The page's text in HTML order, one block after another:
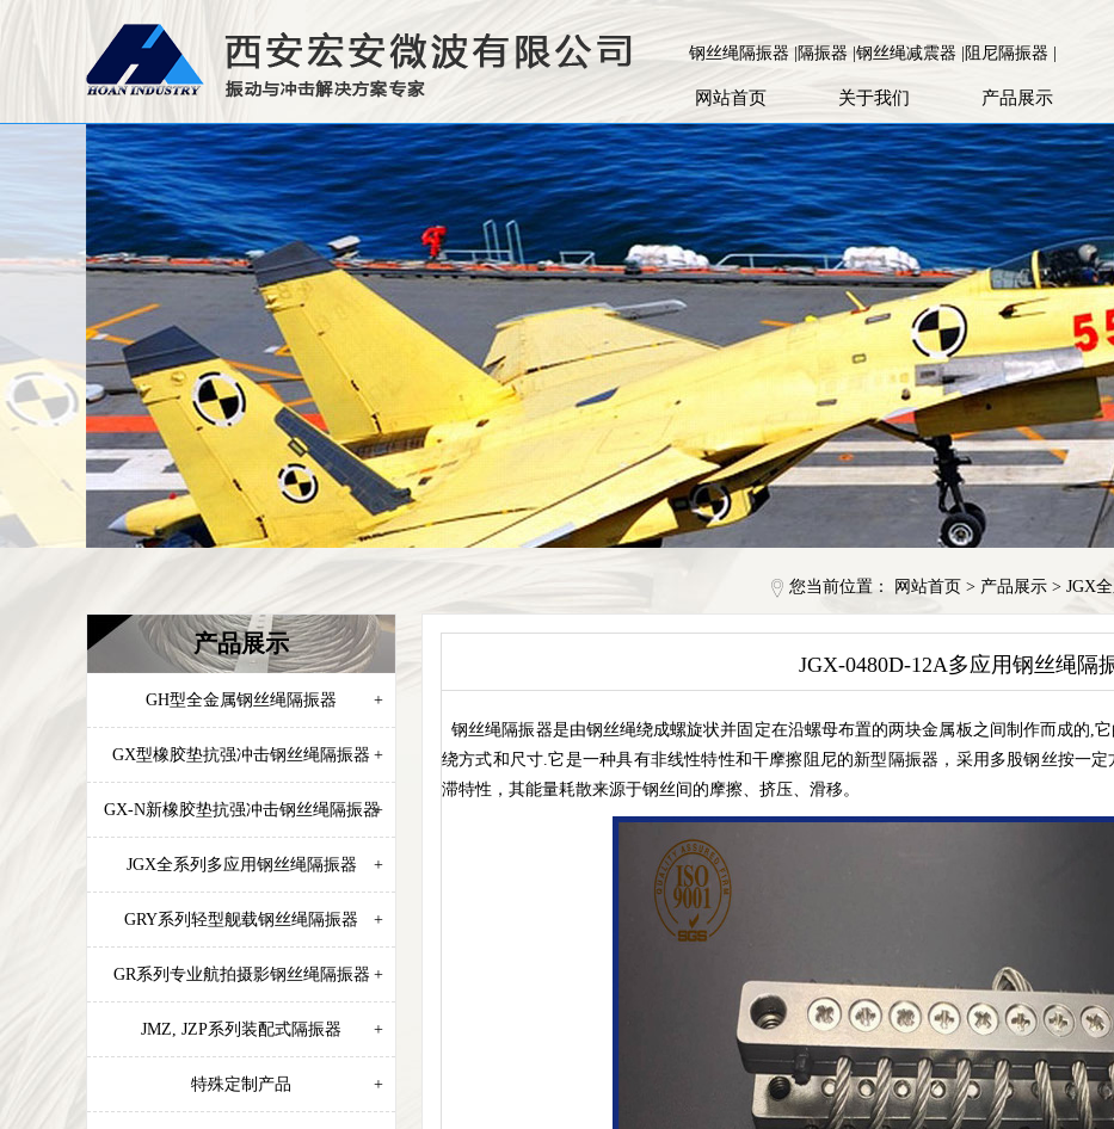
钢丝绳隔振器 |隔振器 |钢丝绳减震器 |阻尼隔振器 |
网站首页 关于我们 产品展示
您当前位置： 网站首页 > 产品展示 > JGX
产品展示
GH型全金属钢丝绳隔振器 +
GX型橡胶垫抗强冲击钢丝绳隔振器 +
GX-N新橡胶垫抗强冲击钢丝绳隔振器+
JGX全系列多应用钢丝绳隔振器 +
GRY系列轻型舰载钢丝绳隔振器 +
GR系列专业航拍摄影钢丝绳隔振器 +
JMZ, JZP系列装配式隔振器 +
特殊定制产品 +
JGX-0480D-12A多应用钢丝绳隔
钢丝绳隔振器是由钢丝绳绕成螺旋状并固定在沿螺母布置的两块金属板之间制作而成的,
绕方式和尺寸.它是一种具有非线性特性和干摩擦阻尼的新型隔振器，采用多股钢丝按一
滞特性，其能量耗散来源于钢丝间的摩擦、挤压、滑移。